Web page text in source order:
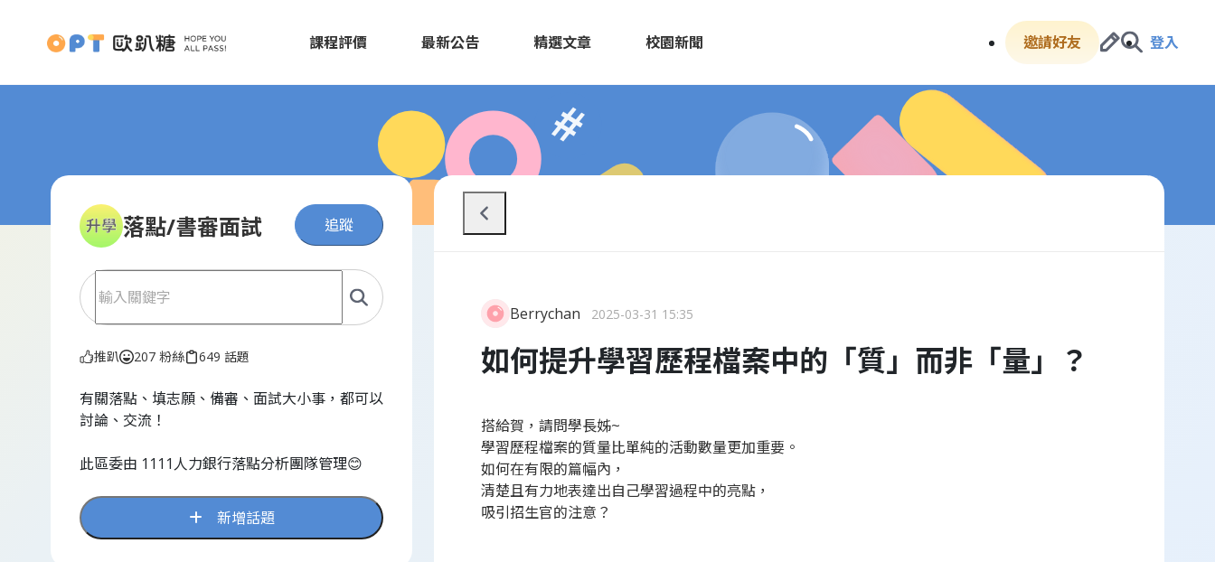
課程評價 最新公告 精選文章 校園新聞 邀請好友 登入
落點/書審面試 追蹤
推趴 207 粉絲 649 話題
有關落點、填志願、備審、面試大小事，都可以
討論、交流！
此區委由 1111人力銀行落點分析團隊管理😊
新增話題
Berrychan 2025-03-31 15:35
如何提升學習歷程檔案中的「質」而非「量」？
搭給賀，請問學長姊~
學習歷程檔案的質量比單純的活動數量更加重要。
如何在有限的篇幅內，
清楚且有力地表達出自己學習過程中的亮點，
吸引招生官的注意？